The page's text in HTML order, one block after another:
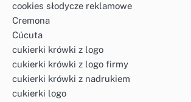
cookies słodycze reklamowe
Cremona
Cúcuta
cukierki krówki z logo
cukierki krówki z logo firmy
cukierki krówki z nadrukiem
cukierki logo